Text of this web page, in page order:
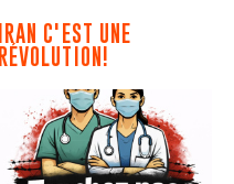
IRAN C'EST UNE
RÉVOLUTION!